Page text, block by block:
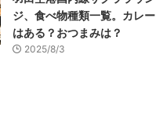
ジ、食べ物種類一覧。カレー
はある？おつまみは？
2025/8/3